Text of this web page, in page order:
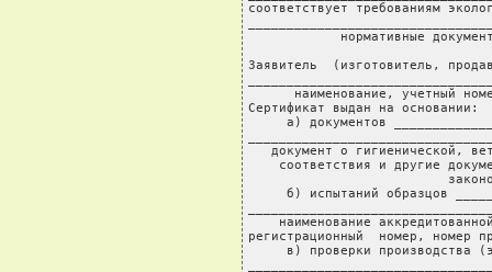
соответствует требованиям
нормативные
Заявитель  (изготовитель,
наименование, учетный
Сертификат выдан на основании:
а) документов
документ о гигиенической,
соответствия и другие
б) испытаний образцов
наименование
регистрационный  номер, номер
в) проверки производства